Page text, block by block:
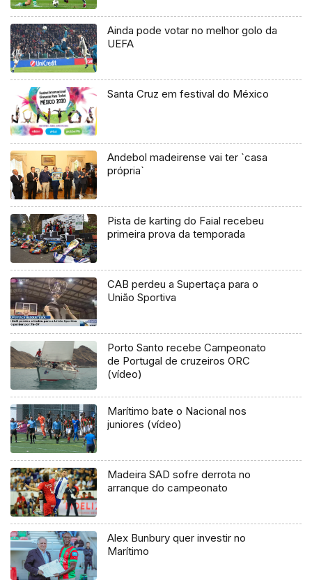
Ainda pode votar no melhor golo da
UEFA
Santa Cruz em festival do México
Andebol madeirense vai ter `casa
própria`
Pista de karting do Faial recebeu
primeira prova da temporada
CAB perdeu a Supertaça para o
União Sportiva
Porto Santo recebe Campeonato
de Portugal de cruzeiros ORC
(vídeo)
Marítimo bate o Nacional nos
juniores (vídeo)
Madeira SAD sofre derrota no
arranque do campeonato
Alex Bunbury quer investir no
Marítimo